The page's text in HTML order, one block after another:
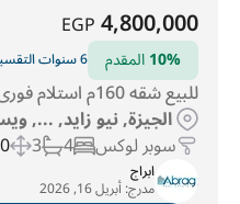
4,800,000
EGP
10%المقدم 6 سنوات التقسيط
للبيع شقه 160م استلام فورى قسط 6 سنين ويست تاون
الجيزة, نيو زايد, ...,
سوبر لوكس 4
3
ابراج
مدرج:أبريل 16, 2026